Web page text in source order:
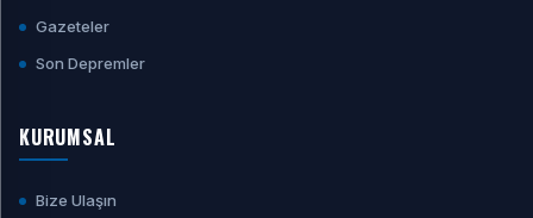
Gazeteler
Son Depremler
KURUMSAL
Bize Ulaşın